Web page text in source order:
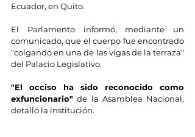
Ecuador, en Quito.
El Parlamento informó, mediante un
comunicado, que el cuerpo fue encontrado
"colgando en una de las vigas de la terraza"
del Palacio Legislativo.
"El occiso ha sido reconocido como
exfuncionario" de la Asamblea Nacional,
detalló la institución.